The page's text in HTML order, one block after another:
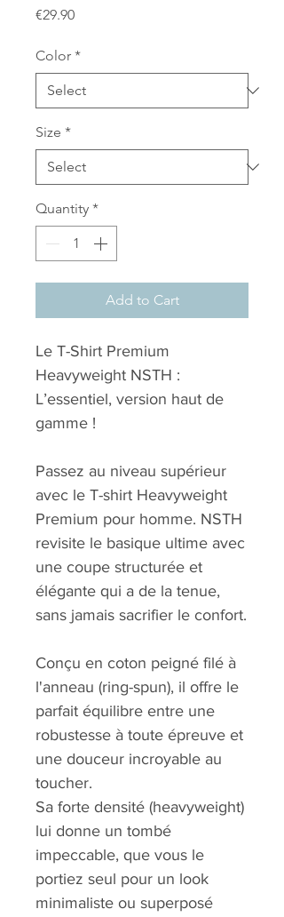
€29.90Price
Color *
Size *
Quantity *
Add to Cart
Le T-Shirt Premium
Heavyweight NSTH :
L’essentiel, version haut de
gamme !
Passez au niveau supérieur
avec le T-shirt Heavyweight
Premium pour homme. NSTH
revisite le basique ultime avec
une coupe structurée et
élégante qui a de la tenue,
sans jamais sacrifier le confort.
Conçu en coton peigné filé à
l'anneau (ring-spun), il offre le
parfait équilibre entre une
robustesse à toute épreuve et
une douceur incroyable au
toucher.
Sa forte densité (heavyweight)
lui donne un tombé
impeccable, que vous le
portiez seul pour un look
minimaliste ou superposé